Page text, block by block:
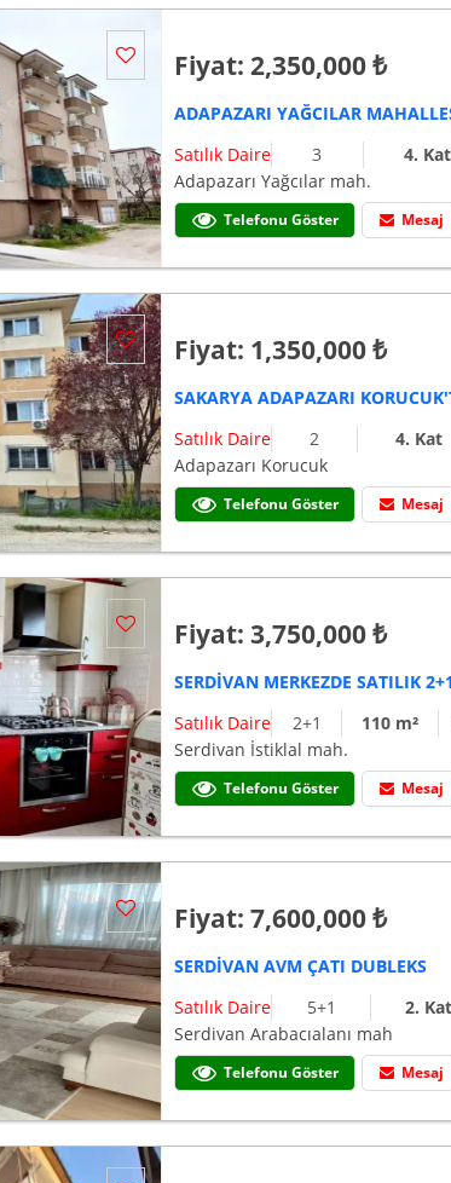
Fiyat: 2,350,000 ₺
ADAPAZARI YAĞCILAR
Satılık Daire 3 4. Kat
Adapazarı Yağcılar mah.
Telefonu Göster Mesaj
Fiyat: 1,350,000 ₺
Satılık Daire 2 4. Kat
Adapazarı Korucuk
Telefonu Göster Mesaj
Fiyat: 3,750,000 ₺
SERDİVAN MERKEZDE SATILIK
Satılık Daire 2+1 110 m²
Serdivan İstiklal mah.
Telefonu Göster Mesaj
Fiyat: 7,600,000 ₺
SERDİVAN AVM ÇATI DUBLEKS
Satılık Daire 5+1 2. Kat
Serdivan Arabacıalanı mah
Telefonu Göster Mesaj